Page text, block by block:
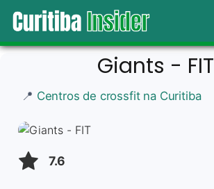
Giants - FIT
📍 Centros de crossfit na Curitiba
7.6